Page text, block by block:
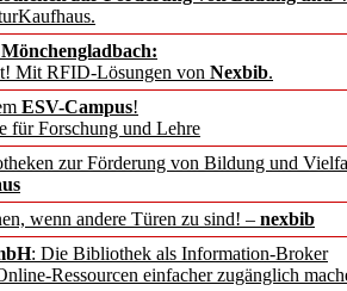
Mit RFID-Lösungen von Nexbib.
ESV-Campus!
für Forschung und Lehre
zur Förderung von Bildung und
wenn andere Türen zu sind! – nexbib
: Die Bibliothek als Information-Broker
Ressourcen einfacher zugänglich
Zeitschrift für